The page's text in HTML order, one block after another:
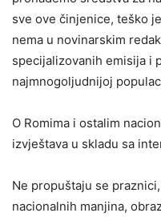
sve ove činjenice, teško
nema u novinarskim
specijalizovanih emisija i
najmnogoljudnijoj
O Romima i ostalim
izvještava u skladu sa
Ne propuštaju se
nacionalnih manjina,